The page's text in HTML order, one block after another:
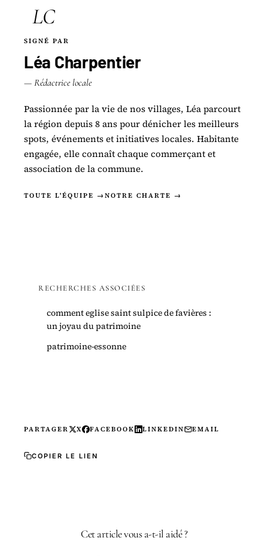
LC
SIGNÉ PAR
Léa Charpentier
— Rédactrice locale
Passionnée par la vie de nos villages, Léa parcourt
la région depuis 8 ans pour dénicher les meilleurs
spots, événements et initiatives locales. Habitante
engagée, elle connaît chaque commerçant et
association de la commune.
TOUTE L'ÉQUIPE → NOTRE CHARTE →
RECHERCHES ASSOCIÉES
comment eglise saint sulpice de favières :
un joyau du patrimoine
patrimoine-essonne
PARTAGER X FACEBOOK LINKEDIN EMAIL
COPIER LE LIEN
Cet article vous a-t-il aidé ?